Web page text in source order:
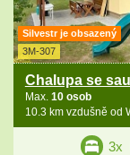
Silvestr je obsazený
3M-307
Chalupa se
Max. 10 osob
10.3 km vzdušně od
3x